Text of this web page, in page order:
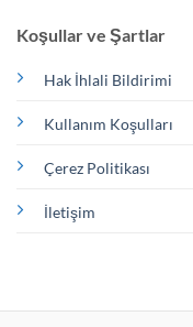
Koşullar ve Şartlar
Hak İhlali Bildirimi
Kullanım Koşulları
Çerez Politikası
İletişim